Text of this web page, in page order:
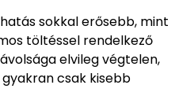
sokkal erősebb, mint
töltéssel rendelkező
elvileg végtelen,
csak kisebb